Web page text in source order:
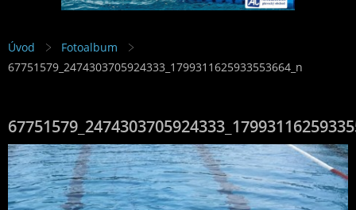
Úvod
Fotoalbum
67751579_2474303705924333_1799311625933553664_n